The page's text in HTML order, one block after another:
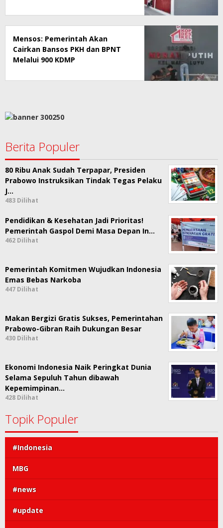
Mensos: Pemerintah Akan
Cairkan Bansos PKH dan BPNT
Melalui 900 KDMP
Berita Populer
80 Ribu Anak Sudah Terpapar, Presiden
Prabowo Instruksikan Tindak Tegas Pelaku
J…
483 Dilihat
Pendidikan & Kesehatan Jadi Prioritas!
Pemerintah Gaspol Demi Masa Depan In…
462 Dilihat
Pemerintah Komitmen Wujudkan Indonesia
Emas Bebas Narkoba
447 Dilihat
Makan Bergizi Gratis Sukses, Pemerintahan
Prabowo-Gibran Raih Dukungan Besar
430 Dilihat
Ekonomi Indonesia Naik Peringkat Dunia
Selama Sepuluh Tahun dibawah
Kepemimpinan…
428 Dilihat
Topik Populer
#Indonesia
MBG
#news
#update